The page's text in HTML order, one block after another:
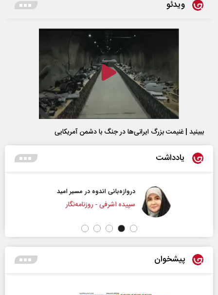
ویدئو
ببینید | غنیمت بزرگ ایرانی‌ها در جنگ با دشمن آمریکایی
یادداشت
دروازه‌بانی اندوه در مسیر امید
سپیده اشرفی - روزنامه‌نگار
پیشخوان